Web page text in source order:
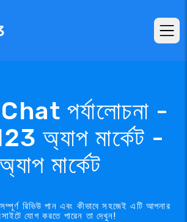
পর্যালোচনা -
অ্যাপ মার্কেট -
মার্কেট
রিভিউ পান এবং কীভাবে সহজেই এটি আপনার
যোগ করতে পারেন তা দেখুন!